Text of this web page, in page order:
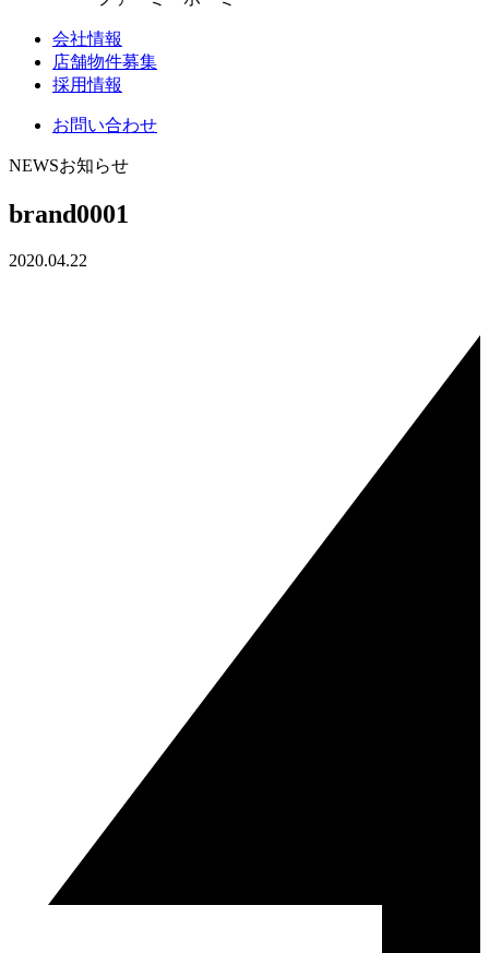
会社情報
店舗物件募集
採用情報
お問い合わせ
NEWSお知らせ
brand0001
2020.04.22